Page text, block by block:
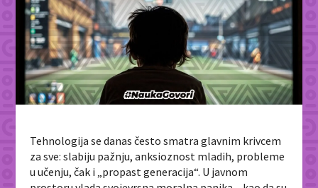
Tehnologija se danas često smatra glavnim krivcem
za sve: slabiju pažnju, anksioznost mladih, probleme
u učenju, čak i „propast generacija“. U javnom